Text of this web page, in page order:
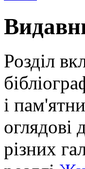
Розділ
і
оглядові
різних